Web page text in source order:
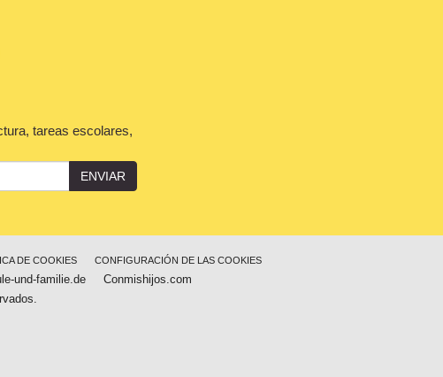
tareas escolares,
ENVIAR
DE COOKIES CONFIGURACIÓN DE LAS COOKIES
und-familie.de
Conmishijos.com